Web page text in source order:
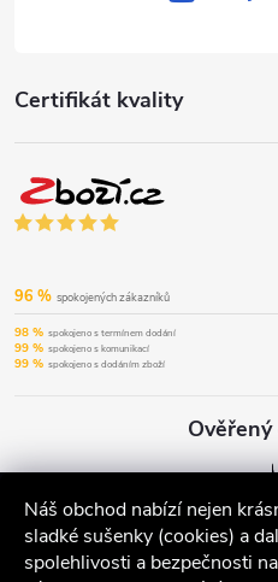
Náš obchod nabízí nejen
sladké sušenky (cookies) a
spolehlivosti a bezpečnosti
Certifikát kvality
96 % spokojených zákazníků
98 % spokojeno s termínem dodání
99 % spokojeno s komunikací
99 % spokojeno s dodáním zboží